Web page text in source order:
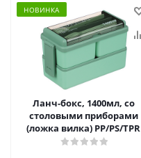
НОВИНКА
Ланч-бокс, 1400мл, со
столовыми приборами
(ложка вилка) PP/PS/TPR